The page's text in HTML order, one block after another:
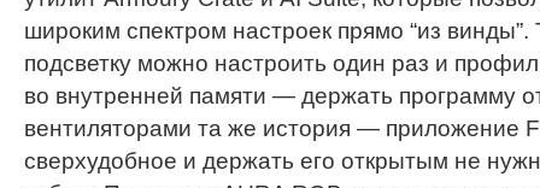
широким спектром настроек прямо “из
подсветку можно настроить один раз и
во внутренней памяти — держать программу
вентиляторами та же история — приложение
сверхудобное и держать его открытым не